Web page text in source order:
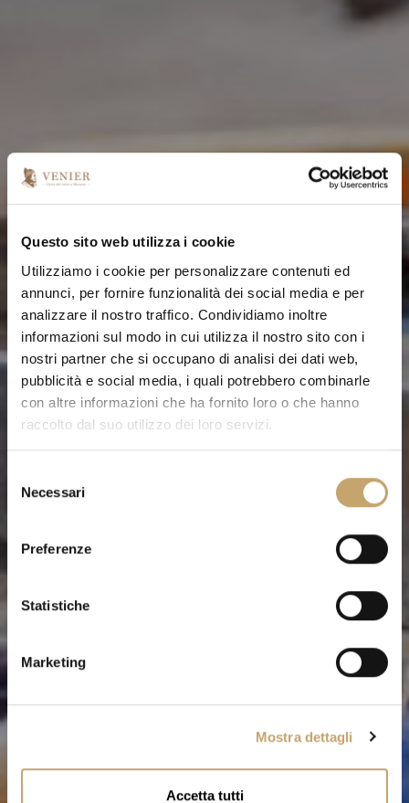
Questo sito web utilizza i cookie
Utilizziamo i cookie per personalizzare contenuti ed
annunci, per fornire funzionalità dei social media e per
analizzare il nostro traffico. Condividiamo inoltre
informazioni sul modo in cui utilizza il nostro sito con i
nostri partner che si occupano di analisi dei dati web,
pubblicità e social media, i quali potrebbero combinarle
con altre informazioni che ha fornito loro o che hanno
raccolto dal suo utilizzo dei loro servizi.
e
e
d
l
Necessari
Preferenze
Statistiche
Marketing
Mostra dettagli
Accetta tutti